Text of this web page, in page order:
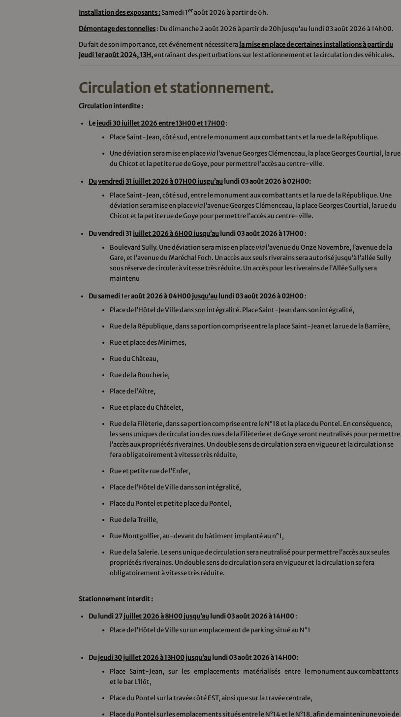
Installation des exposants :Samedi 1eraoût 2026 à partir de 6h.
Démontage des tonnelles: Du dimanche 2 août 2026 à partir de 20h jusqu’au lundi 03 août 2026 à 14h00.
Du fait de son importance, cet événement nécessitera la mise en place de certaines installations à partir du
jeudi 1er août 2024, 13H,entraînant des perturbations sur le stationnement et la circulation des véhicules.
Circulation et stationnement.
Circulation interdite :
Leieudi 30 iuillet 2026 entre 13H00 et 17H00:
Place Saint-Jean, côté sud, entre le monument aux combattants et la rue de la République.
Une déviation sera mise en placevial’avenue Georges Clémenceau, la place Georges Courtial, la rue
du Chicot et la petite rue de Goye, pour permettre l’accès au centre-ville.
Duvendredi31 iuillet 2026 à 07H00 iusgu’au lundi 03 août 2026 à 02H00:
Place Saint-Jean, côté sud, entre le monument aux combattants et la rue de la République. Une
déviation sera mise en placevial’avenue Georges Clémenceau, la place Georges Courtial, la rue du
Chicot et la petite rue de Goye pour permettre l’accès au centre-ville.
Du vendredi 31 iuillet 2026 à 6H00 iusqu’au lundi 03 août 2026 à 17H00:
Boulevard Sully. Une déviation sera mise en placevial’avenue du Onze Novembre, l’avenue de la
Gare, et l’avenue du Maréchal Foch. Un accès aux seuls riverains sera autorisé jusqu’à l’allée Sully
sous réserve de circuler à vitesse très réduite. Un accès pour les riverains de l’Allée Sully sera
maintenu
Du samedi1eraoût 2026 à 04H00 jusqu’au lundi 03 août 2026 à 02H00:
Place de l’Hôtel de Ville dans son intégralité. Place Saint-Jean dans son intégralité,
Rue de la République, dans sa portion comprise entre la place Saint-Jean et la rue de la Barrière,
Rue et place des Minimes,
Rue du Château,
Rue de la Boucherie,
Place de l’Aître,
Rue et place du Châtelet,
Rue de la Filèterie, dans sa portion comprise entre le N°18 et la place du Pontel. En conséquence,
les sens uniques de circulation des rues de la Filèterie et de Goye seront neutralisés pour permettre
l’accès aux propriétés riveraines. Un double sens de circulation sera en vigueur et la circulation se
fera obligatoirement à vitesse très réduite,
Rue et petite rue de l’Enfer,
Place de l’Hôtel de Ville dans son intégralité,
Place du Pontel et petite place du Pontel,
Rue de la Treille,
Rue Montgolfier, au-devant du bâtiment implanté au n°1,
Rue de la Salerie. Le sens unique de circulation sera neutralisé pour permettre l’accès aux seules
propriétés riveraines. Un double sens de circulation sera en vigueur et la circulation se fera
obligatoirement à vitesse très réduite.
Stationnement interdit :
Du lundi 27juillet 2026 à 8H00 jusqu’au lundi 03 août 2026 à 14H00:
Place de l’Hôtel de Ville sur un emplacement de parking situé au N°1
Dujeudi 30 juillet 2026 à 13H00 jusqu’au lundi 03 août 2026 à 14H00:
Place Saint-Jean, sur les emplacements matérialisés entre le monument aux combattants
et le bar L’llôt,
Place du Pontel sur la travée côté EST, ainsi que sur la travée centrale,
Place du Pontel sur les emplacements situés entre le N°14 et le N°18, afin de maintenir une voie de